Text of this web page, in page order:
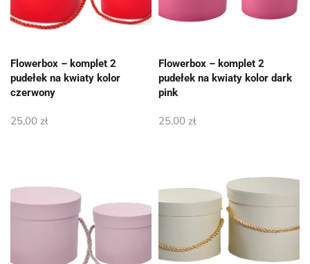
Flowerbox – komplet 2
pudełek na kwiaty kolor
czerwony
25,00 zł
Flowerbox – komplet 2
pudełek na kwiaty kolor dark
pink
25,00 zł